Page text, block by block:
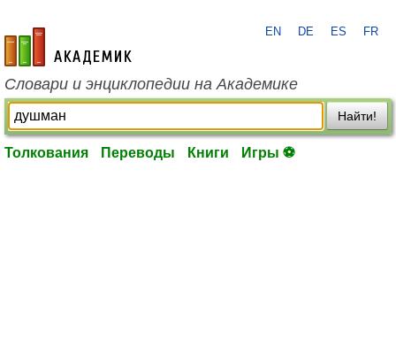
academic.ru
EN DE ES FR
Словари и энциклопедии на Академике
Найти!
Толкования Переводы Книги Игры ⚽